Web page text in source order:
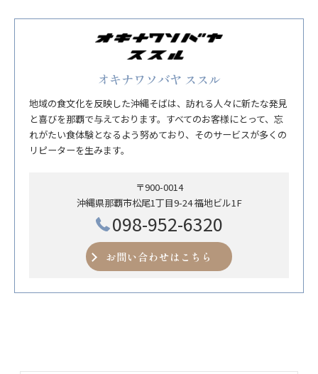
オキナワソバヤ ススル
地域の食文化を反映した沖縄そばは、訪れる人々に新たな発見
と喜びを那覇で与えております。すべてのお客様にとって、忘
れがたい食体験となるよう努めており、そのサービスが多くの
リピーターを生みます。
〒900-0014
沖縄県那覇市松尾1丁目9-24 福地ビル1F
098-952-6320
お問い合わせはこちら